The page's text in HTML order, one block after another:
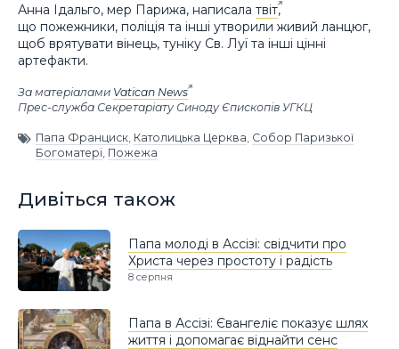
Анна Ідальго, мер Парижа, написала твіт,
що пожежники, поліція та інші утворили живий ланцюг,
щоб врятувати вінець, туніку Св. Луї та інші цінні
артефакти.
За матеріалами Vatican News
Прес-служба Секретаріату Синоду Єпископів УГКЦ
Папа Франциск Католицька Церква Собор Паризької
Богоматері Пожежа
Дивіться також
Папа молоді в Ассізі: свідчити про
Христа через простоту і радість
8 серпня
Папа в Ассізі: Євангеліє показує шлях
життя і допомагає віднайти сенс